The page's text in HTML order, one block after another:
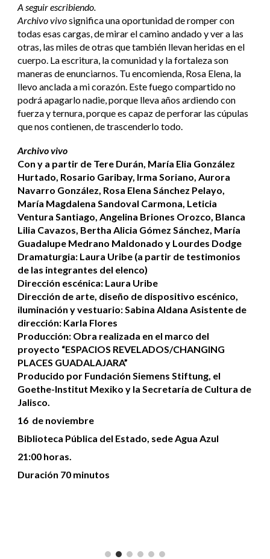
A seguir escribiendo.
Archivo vivosignifica una oportunidad de romper con
todas esas cargas, de mirar el camino andado y ver a las
otras, las miles de otras que también llevan heridas en el
cuerpo. La escritura, la comunidad y la fortaleza son
maneras de enunciarnos. Tu encomienda, Rosa Elena, la
llevo anclada a mi corazón. Este fuego compartido no
podrá apagarlo nadie, porque lleva años ardiendo con
fuerza y ternura, porque es capaz de perforar las cúpulas
que nos contienen, de trascenderlo todo.
Archivo vivo
Con y a partir de Tere Durán, María Elia González
Hurtado, Rosario Garibay, Irma Soriano, Aurora
Navarro González, Rosa Elena Sánchez Pelayo,
María Magdalena Sandoval Carmona, Leticia
Ventura Santiago, Angelina Briones Orozco, Blanca
Lilia Cavazos, Bertha Alicia Gómez Sánchez, María
Guadalupe Medrano Maldonado y Lourdes Dodge
Dramaturgia: Laura Uribe (a partir de testimonios
de las integrantes del elenco)
Dirección escénica: Laura Uribe
Dirección de arte, diseño de dispositivo escénico,
iluminación y vestuario: Sabina Aldana Asistente de
dirección: Karla Flores
Producción: Obra realizada en el marco del
proyecto “ESPACIOS REVELADOS/CHANGING
PLACES GUADALAJARA”
Producido por Fundación Siemens Stiftung, el
Goethe-Institut Mexiko y la Secretaría de Cultura de
Jalisco.
16 de noviembre
Biblioteca Pública del Estado, sede Agua Azul
21:00 horas.
Duración 70 minutos